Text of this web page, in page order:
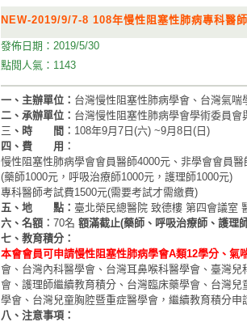
NEW-2019/9/7-8 108年慢性阻塞性肺病專科醫
發佈日期： 2019/5/30
點閱人氣： 1143
一、主辦單位： 台灣慢性阻塞性肺病學會、台灣氣喘
二、承辦單位： 台灣慢性阻塞性肺病學會學術委員
三 、時 間︰ 108年9月7日(六) ~9月8日(日)
四、費 用︰
慢性阻塞性肺病學會會員醫師4000元、非學會會員醫
(藥師1000元，呼吸治療師1000元，護理師1000元)
專科醫師考試費1500元(需要考試才需繳費)
五、地 點： 臺北榮民總醫院 致德樓 第四會議室
六、名額︰ 70名 額滿截止(藥師、呼吸治療師、護理
七、教育積分：
本會會員可申請慢性阻塞性肺病學會A類12學分、氣
會、台灣內科醫學會、台灣耳鼻喉科醫學會、臺灣
會、護理師繼續教育積分、台灣臨床藥學會、台灣
學會、台灣兒童胸腔暨重症醫學會，繼續教育積分申
八、注意事項：